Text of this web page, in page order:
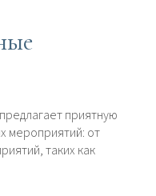
приятную
мероприятий: от
таких как